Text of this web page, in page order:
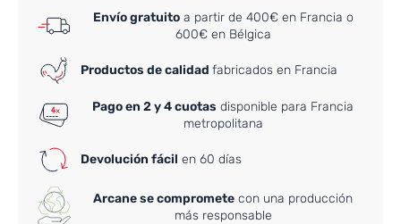
Envío gratuitoa partir de 400€ en Francia o
600€ en Bélgica
Productos de calidad fabricados en Francia
Pago en 2 y 4 cuotas disponible para Francia
metropolitana
Devolución fácil en 60 días
Arcane se compromete con una producción
más responsable